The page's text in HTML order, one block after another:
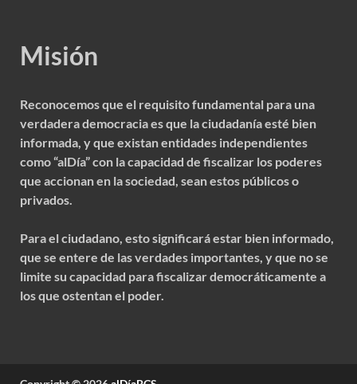
Misión
Reconocemos que el requisito fundamental para una
verdadera democracia es que la ciudadanía esté bien
informada, y que existan entidades independientes
como “alDía” con la capacidad de fiscalizar los poderes
que accionan en la sociedad, sean estos públicos o
privados.
Para el ciudadano, esto significará estar bien informado,
que se entere de las verdades importantes, y que no se
limite su capacidad para fiscalizar democráticamente a
los que ostentan el poder.